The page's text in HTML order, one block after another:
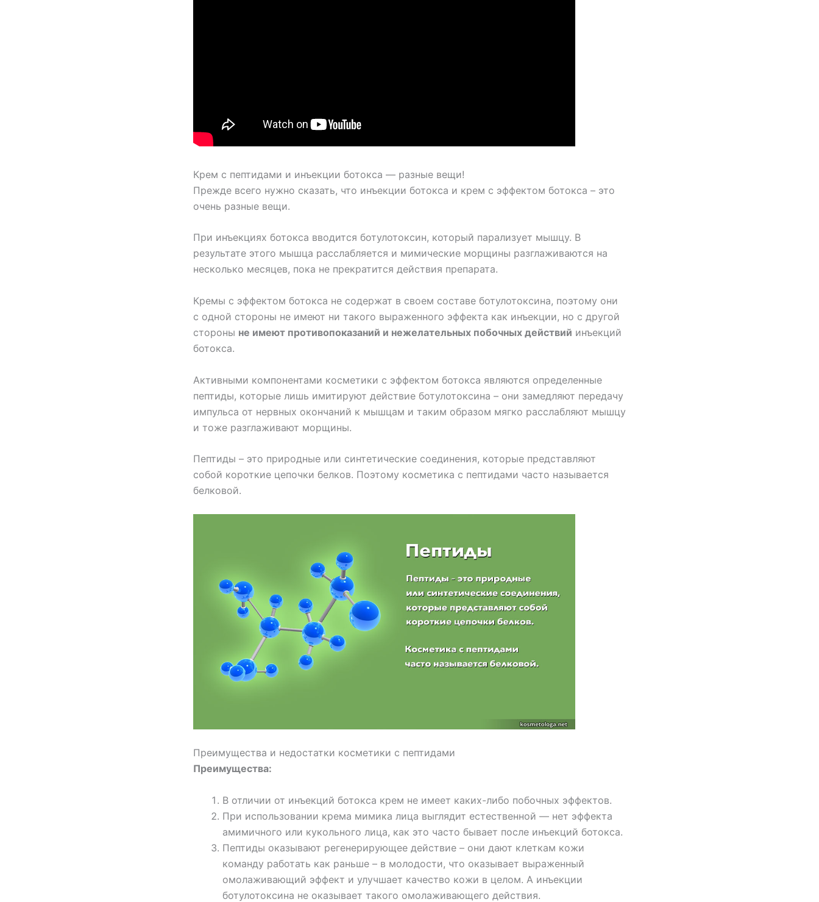
Крем с пептидами и инъекции ботокса — разные вещи!
Прежде всего нужно сказать, что инъекции ботокса и крем с эффектом ботокса – это
очень разные вещи.
При инъекциях ботокса вводится ботулотоксин, который парализует мышцу. В
результате этого мышца расслабляется и мимические морщины разглаживаются на
несколько месяцев, пока не прекратится действия препарата.
Кремы с эффектом ботокса не содержат в своем составе ботулотоксина, поэтому они
с одной стороны не имеют ни такого выраженного эффекта как инъекции, но с другой
стороны не имеют противопоказаний и нежелательных побочных действий инъекций
ботокса.
Активными компонентами косметики с эффектом ботокса являются определенные
пептиды, которые лишь имитируют действие ботулотоксина – они замедляют передачу
импульса от нервных окончаний к мышцам и таким образом мягко расслабляют мышцу
и тоже разглаживают морщины.
Пептиды – это природные или синтетические соединения, которые представляют
собой короткие цепочки белков. Поэтому косметика с пептидами часто называется
белковой.
Преимущества и недостатки косметики с пептидами
Преимущества:
В отличии от инъекций ботокса крем не имеет каких-либо побочных эффектов.
При использовании крема мимика лица выглядит естественной — нет эффекта
амимичного или кукольного лица, как это часто бывает после инъекций ботокса.
Пептиды оказывают регенерирующее действие – они дают клеткам кожи
команду работать как раньше – в молодости, что оказывает выраженный
омолаживающий эффект и улучшает качество кожи в целом. А инъекции
ботулотоксина не оказывает такого омолаживающего действия.